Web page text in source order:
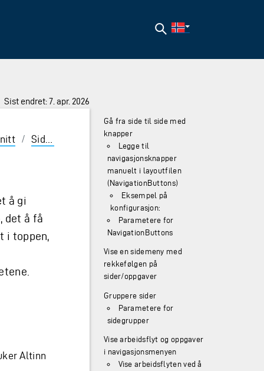
Søk
Sist endret: 7. apr. 2026
/ Sider Navigasjon
å gi
det å få
i toppen,
Altinn
Gå fra side til side med
knapper
Legge til
navigasjonsknapper
manuelt i layoutfilen
(NavigationButtons)
Eksempel på
konfigurasjon:
Parametere for
NavigationButtons
Vise en sidemeny med
rekkefølgen på
sider/oppgaver
Gruppere sider
Parametere for
sidegrupper
Vise arbeidsflyt og oppgaver
i navigasjonsmenyen
Vise arbeidsflyten ved å